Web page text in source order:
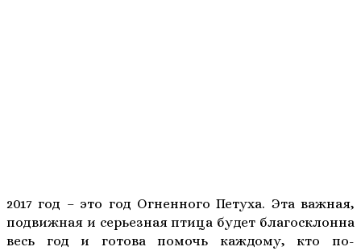
2017 год – это год Огненного Петуха. Эта важная,
подвижная и серьезная птица будет благосклонна
весь год и готова помочь каждому, кто по-